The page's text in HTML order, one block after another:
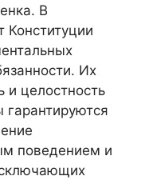
В
Конституции
Их
и целостность
гарантируются
поведением и